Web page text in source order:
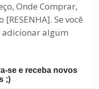
Onde Comprar,
Se você
algum
se e receba novos
;)